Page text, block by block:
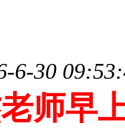
6-30
师早